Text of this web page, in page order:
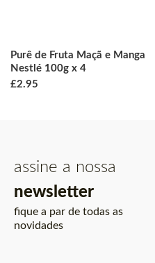
Purê de Fruta Maçã e Manga
Nestlé 100g x 4
£2.95
assine a nossa
newsletter
fique a par de todas as
novidades